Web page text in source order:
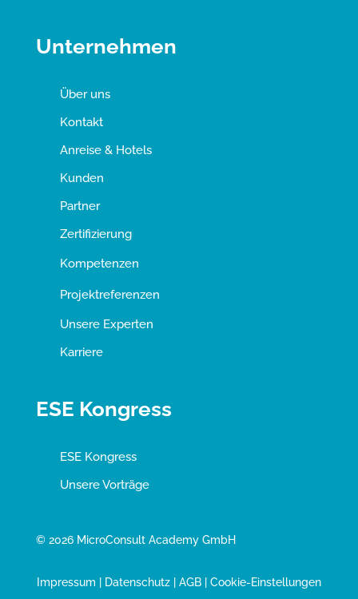
Unternehmen
Über uns
Kontakt
Anreise & Hotels
Kunden
Partner
Zertifizierung
Kompetenzen
Projektreferenzen
Unsere Experten
Karriere
ESE Kongress
ESE Kongress
Unsere Vorträge
© 2026 MicroConsult Academy GmbH
Impressum | Datenschutz| AGB| Cookie-Einstellungen